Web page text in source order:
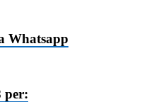
Whatsapp
per: